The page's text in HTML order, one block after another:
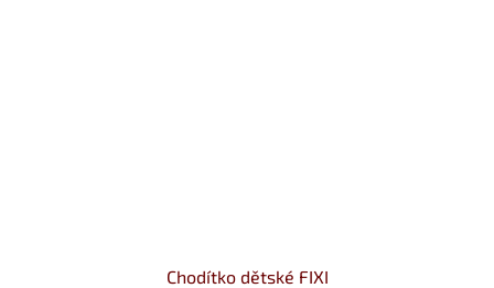
Chodítko dětské FIXI